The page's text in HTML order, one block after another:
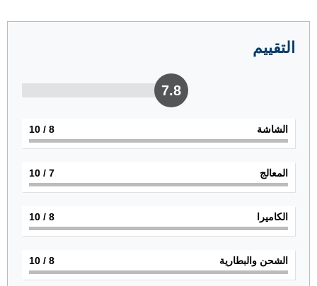
التقييم
7.8
الشاشة 8
/ 10
المعالج 7
/ 10
الكاميرا 8
/ 10
الشحن والبطارية 8
/ 10